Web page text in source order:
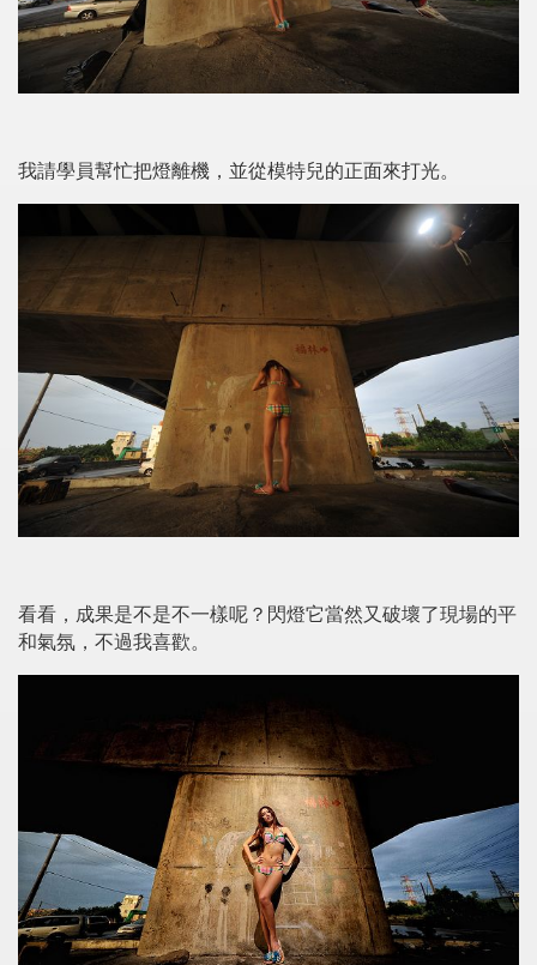
我請學員幫忙把燈離機，並從模特兒的正面來打光。
看看，成果是不是不一樣呢？閃燈它當然又破壞了現場的平
和氣氛，不過我喜歡。